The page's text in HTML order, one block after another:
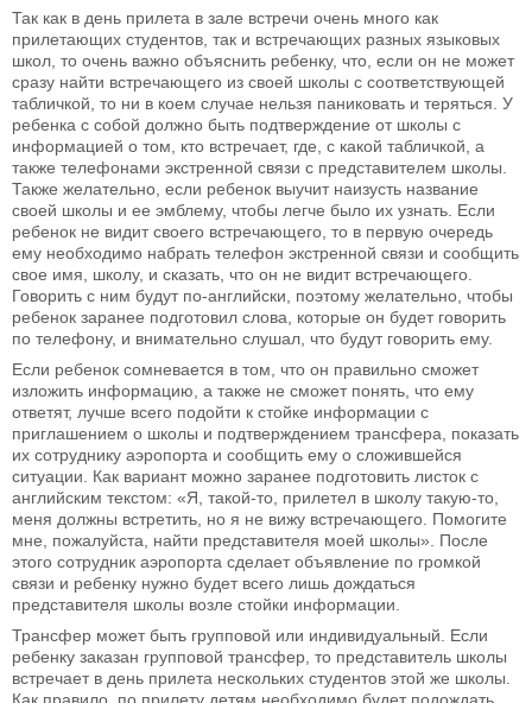
Так как в день прилета в зале встречи очень много как
прилетающих студентов, так и встречающих разных языковых
школ, то очень важно объяснить ребенку, что, если он не может
сразу найти встречающего из своей школы с соответствующей
табличкой, то ни в коем случае нельзя паниковать и теряться. У
ребенка с собой должно быть подтверждение от школы с
информацией о том, кто встречает, где, с какой табличкой, а
также телефонами экстренной связи с представителем школы.
Также желательно, если ребенок выучит наизусть название
своей школы и ее эмблему, чтобы легче было их узнать. Если
ребенок не видит своего встречающего, то в первую очередь
ему необходимо набрать телефон экстренной связи и сообщить
свое имя, школу, и сказать, что он не видит встречающего.
Говорить с ним будут по-английски, поэтому желательно, чтобы
ребенок заранее подготовил слова, которые он будет говорить
по телефону, и внимательно слушал, что будут говорить ему.
Если ребенок сомневается в том, что он правильно сможет
изложить информацию, а также не сможет понять, что ему
ответят, лучше всего подойти к стойке информации с
приглашением о школы и подтверждением трансфера, показать
их сотруднику аэропорта и сообщить ему о сложившейся
ситуации. Как вариант можно заранее подготовить листок с
английским текстом: «Я, такой-то, прилетел в школу такую-то,
меня должны встретить, но я не вижу встречающего. Помогите
мне, пожалуйста, найти представителя моей школы». После
этого сотрудник аэропорта сделает объявление по громкой
связи и ребенку нужно будет всего лишь дождаться
представителя школы возле стойки информации.
Трансфер может быть групповой или индивидуальный. Если
ребенку заказан групповой трансфер, то представитель школы
встречает в день прилета нескольких студентов этой же школы.